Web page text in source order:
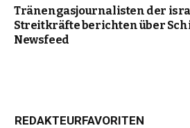
Tränengasjournalisten der
Streitkräfte berichten über
Newsfeed
REDAKTEURFAVORITEN